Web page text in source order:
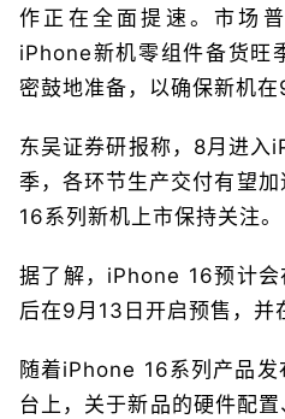
作正在全面提速。市场
iPhone新机零组件备货旺
密鼓地准备，以确保新机在
东吴证券研报称，8月进入
季，各环节生产交付有望
16系列新机上市保持关注。
据了解，iPhone 16预计
后在9月13日开启预售，并
随着iPhone 16系列产品
台上，关于新品的硬件配